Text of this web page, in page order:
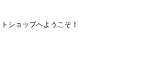
ショップへようこそ！